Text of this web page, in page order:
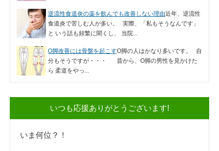
逆流性食道炎の薬を飲んでも改善しない理由近年、逆流性
食道炎で苦しむ人が多い。 実際、「私もそうなんです」
と いう話も頻繁に聞くし、 当院...
O脚改善には骨盤を起こすO脚の人はかなり多いです。 自
分もそうですが・・・ 昔から、O脚の男性を見かけた
ら 柔道をやっ...
いつも応援ありがとうございます!
いま何位？！